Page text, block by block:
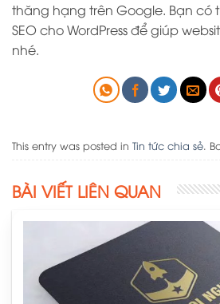
thăng hạng trên Google. Bạn có
SEO cho WordPress để giúp
nhé.
This entry was posted in Tin tức chia sẻ.
BÀI VIẾT LIÊN QUAN